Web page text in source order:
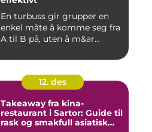
En turbuss gir grupper en
enkel måte å komme seg fra
A til B på, uten å m&ar...
12. des
Takeaway fra kina-
restaurant i Sartor: Guide til
rask og smakfull asiatisk